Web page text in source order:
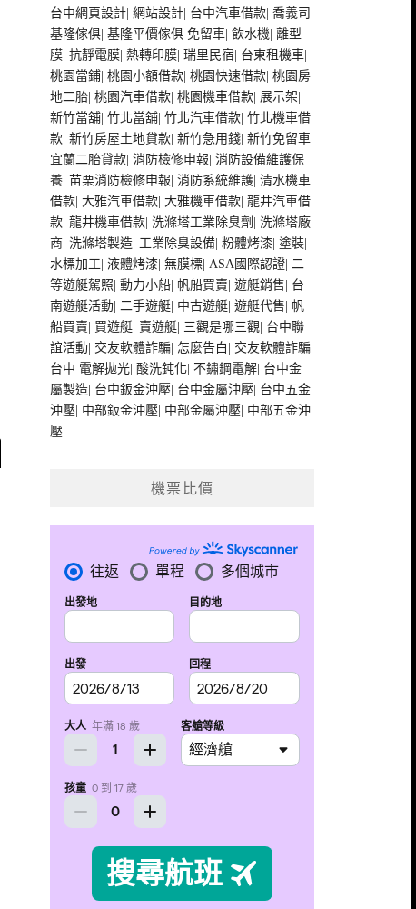
台中網頁設計 |網站設計 台中汽車借款 |喬義司
基隆傢俱 |基隆平價傢俱 免留車 |飲水機 |離型
膜 |抗靜電膜 |熱轉印膜 |瑞里民宿 台東租機車
桃園當鋪 |桃園小額借款 |桃園快速借款 |桃園房
地二胎 |桃園汽車借款 |桃園機車借款 展示架
新竹當舖 |竹北當舖 |竹北汽車借款 |竹北機車借
款 |新竹房屋土地貸款 |新竹急用錢 |新竹免留車
宜蘭二胎貸款 |消防檢修申報 |消防設備維護保
養 |苗栗消防檢修申報 |消防系統維護 |清水機車
借款 |大雅汽車借款 |大雅機車借款 |龍井汽車借
款 |龍井機車借款 洗滌塔工業除臭劑
洗滌塔廠
商 洗滌塔製造 工業除臭設備 |粉體烤漆 |塗裝
水標加工 |液體烤漆 |無膜標 |ASA國際認證 |二
等遊艇駕照 |動力小船 帆船買賣 |遊艇銷售 台
南遊艇活動 |二手遊艇 中古遊艇 |遊艇代售 帆
船買賣 買遊艇 賣遊艇 三觀是哪三觀 台中聯
誼活動 交友軟體詐騙 怎麼告白 交友軟體詐騙
台中 電解拋光 |酸洗鈍化 |不鏽鋼電解 台中金
屬製造 台中鈑金沖壓 台中金屬沖壓 台中五金
沖壓 中部鈑金沖壓 中部金屬沖壓 中部五金沖
壓
機票比價